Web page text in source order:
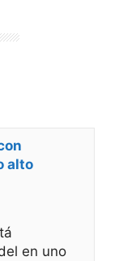
alto
en uno